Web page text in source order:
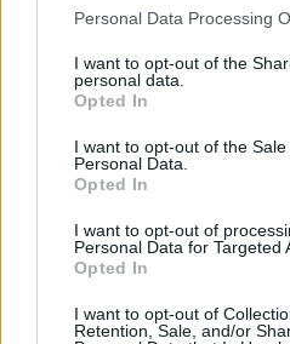
Please note that this website/
not limited to your visit or usage
grant or deny consent to
use your data for below
consent section.
Personal Data Processing
I want to opt-out of the
personal data.
Opted In
I want to opt-out of the
Personal Data.
Opted In
I want to opt-out of
Personal Data for Targeted
Opted In
I want to opt-out of
Retention, Sale, and/or
TAGS: Ιαπωνία Ιράν
Μέτρα στήριξης
BEST OF